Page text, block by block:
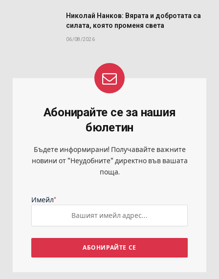
Николай Нанков: Вярата и добротата са
силата, която променя света
06/08/2026
Абонирайте се за нашия
бюлетин
Бъдете информирани! Получавайте важните
новини от "Неудобните" директно във вашата
поща.
Имейл*